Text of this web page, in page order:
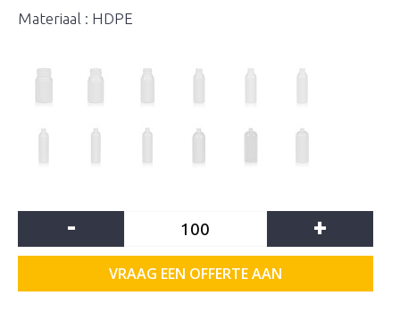
Materiaal : HDPE
- +
VRAAG EEN OFFERTE AAN